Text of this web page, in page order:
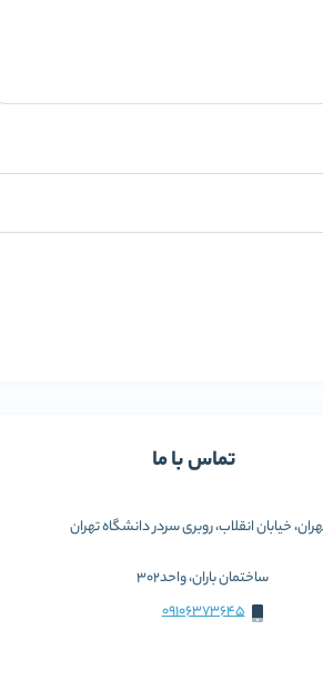
تماس با ما
خیابان انقلاب، روبری سردر دانشگاه تهران
ساختمان باران، واحد302
09106373645